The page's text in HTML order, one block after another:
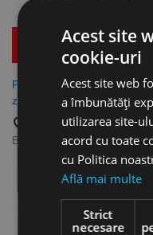
Mai multe detalii
Piulita-nit etanse cap lat, otel
zincat A3K, Bralo
favorite_border
Brands: Bralo
Acest site
cookie-uri
Acest site web
a îmbunătăți
utilizarea site-
acord cu toate
cu Politica
Află mai multe
Strict
necesare